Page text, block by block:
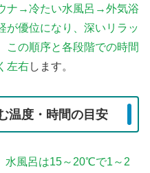
ナ→冷たい水風呂→外気浴
が優位になり、深いリラッ
この順序と各段階での時間
左右します。
温度・時間の目安
水風呂は15～20℃で1～2